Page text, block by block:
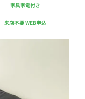
家具家電付き
来店不要 WEB申込